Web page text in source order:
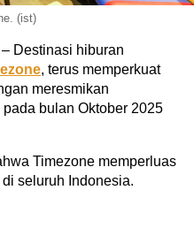
(ist)
– Destinasi hiburan
, terus memperkuat
meresmikan
bulan Oktober 2025
Timezone memperluas
seluruh Indonesia.